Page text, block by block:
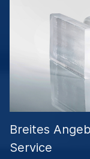
Breites
Service